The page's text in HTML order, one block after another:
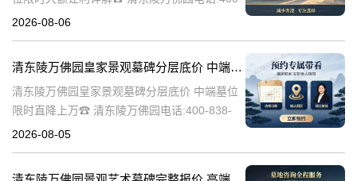
838-5063清东陵万佛园，作为中国历史上著名
2026-08-06
清东陵万佛园皇家景观墓碑分层底价 中端墓位限时直降上万
清东陵万佛园皇家景观墓碑分层底价 中端墓位
限时直降上万☎ 清东陵万佛园电话:400-838-
5063清东陵万佛园，作为中国历史上著名的皇
2026-08-05